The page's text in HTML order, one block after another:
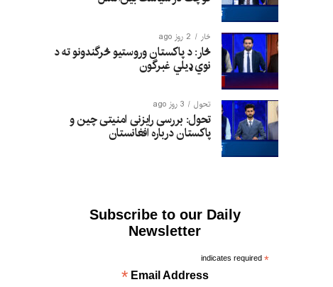
څار 2 روز ago
څار: د پاکستان وروستیو څرگندونو ته د
نوي ډیلي غبرگون
تحول 3 روز ago
تحول: بررسی رایزنی امنیتی چین و
پاکستان درباره افغانستان
Subscribe to our Daily
Newsletter
*
indicates required
Email Address
*